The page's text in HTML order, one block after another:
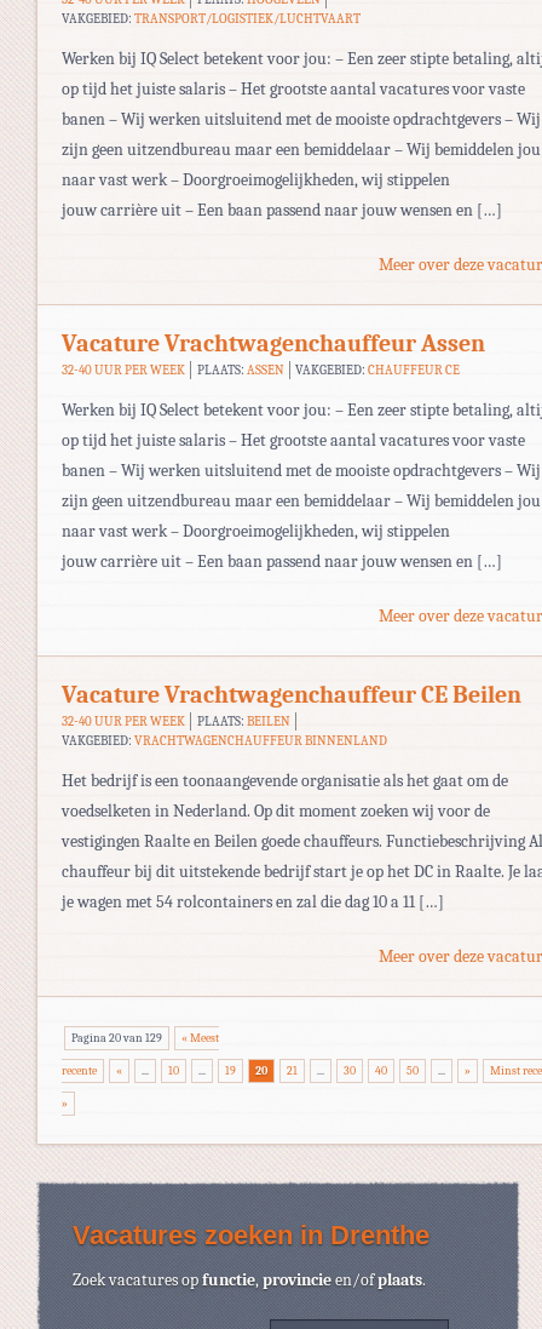
VAKGEBIED: TRANSPORT/LOGISTIEK/LUCHTVAART
Werken bij IQ Select betekent voor jou: – Een zeer stipte betaling,
op tijd het juiste salaris – Het grootste aantal vacatures voor vaste
banen – Wij werken uitsluitend met de mooiste opdrachtgevers – Wij
zijn geen uitzendbureau maar een bemiddelaar – Wij bemiddelen jou
naar vast werk – Doorgroeimogelijkheden, wij stippelen
jouw carrière uit – Een baan passend naar jouw wensen en […]
Meer over deze
Vacature Vrachtwagenchauffeur Assen
32-40 UUR PER WEEK PLAATS: ASSEN VAKGEBIED:CHAUFFEUR CE
Werken bij IQ Select betekent voor jou: – Een zeer stipte betaling,
op tijd het juiste salaris – Het grootste aantal vacatures voor vaste
banen – Wij werken uitsluitend met de mooiste opdrachtgevers – Wij
zijn geen uitzendbureau maar een bemiddelaar – Wij bemiddelen jou
naar vast werk – Doorgroeimogelijkheden, wij stippelen
jouw carrière uit – Een baan passend naar jouw wensen en […]
Meer over deze
Vacature Vrachtwagenchauffeur CE Beilen
32-40 UUR PER WEEK PLAATS: BEILEN
VAKGEBIED: VRACHTWAGENCHAUFFEUR BINNENLAND
Het bedrijf is een toonaangevende organisatie als het gaat om de
voedselketen in Nederland. Op dit moment zoeken wij voor de
vestigingen Raalte en Beilen goede chauffeurs. Functiebeschrijving
chauffeur bij dit uitstekende bedrijf start je op het DC in Raalte. Je
je wagen met 54 rolcontainers en zal die dag 10 a 11 […]
Meer over deze
Pagina 20 van 129 « Meest
recente « ... 10 ... 19 20 21 ... 30 40 50 ... » Minst
»
Vacatures zoeken in Drenthe
Zoek vacatures opfunctie,provincieen/ofplaats.